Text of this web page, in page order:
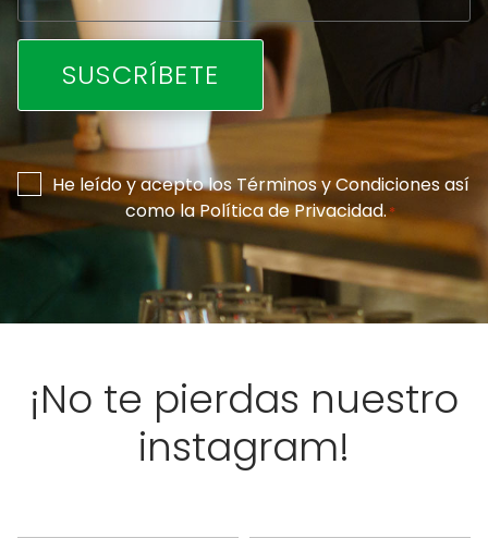
Consentimiento
*
He leído y acepto losTérminos y Condicionesasí
como laPolítica de Privacidad.*
¡No te pierdas nuestro
instagram!